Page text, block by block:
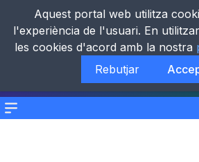
Menu
Aquest portal web utilitza
l'experiència de l'usuari. En
les cookies d'acord amb la nostra
Rebutjar